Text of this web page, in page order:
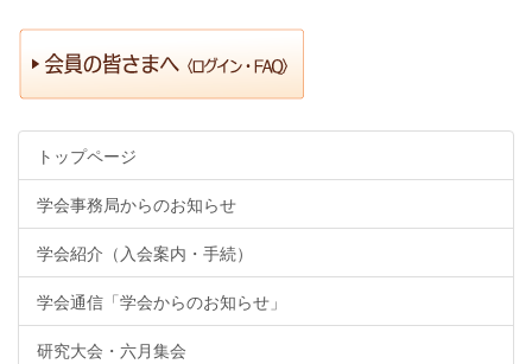
トップページ
学会事務局からのお知らせ
学会紹介（入会案内・手続）
学会通信「学会からのお知らせ」
研究大会・六月集会